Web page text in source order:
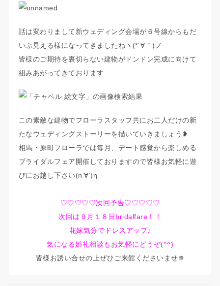
話は変わりまして新ウェディング会場が６号線からもだ
いぶ見える様になってきましたねヽ(*´∀｀)ノ
皆様のご期待を裏切らない建物がドンドン完成に向けて
組みあがってきております
この素敵な建物でフローラスタッフ共にお二人だけの新
たなウェディングストーリーを描いていきましょう❥
相馬・原町フローラでは毎月、デート感覚から楽しめる
ブライダルフェア開催しておりますので皆様お気軽に遊
びにお越し下さい(n‘∀‘)η
♡♡♡♡♡次回予告♡♡♡♡♡
次回は９月１８日bridalfare！！
花嫁気分でドレスアップ♪
気になる婚礼相談もお気軽にどうぞ(^^)
皆様お誘い合せの上ぜひご来館くださいませ✵